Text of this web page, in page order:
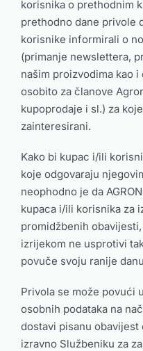
korisnika o prethodnim
prethodno dane privole
korisnike informirali o
(primanje newslettera,
našim proizvodima kao
osobito za članove
kupoprodaje i sl.) za
zainteresirani.
Kako bi kupac i/ili
koje odgovaraju
neophodno je da
kupaca i/ili korisnika za
promidžbenih
izrijekom ne usprotivi
povuče svoju ranije
Privola se može povući
osobnih podataka na
dostavi pisanu
izravno Službeniku za